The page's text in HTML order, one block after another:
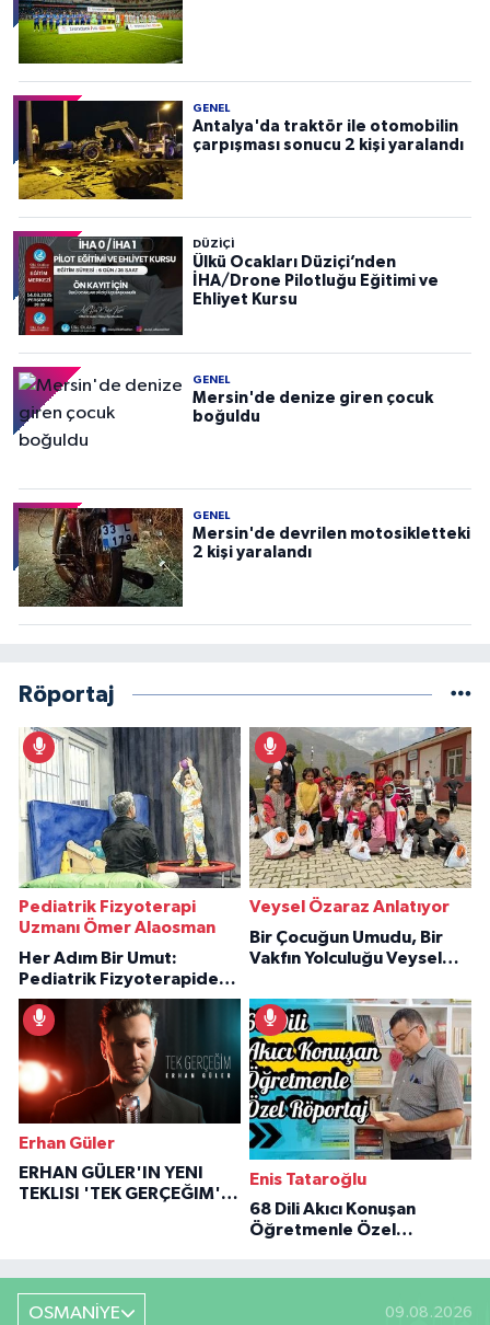
GENEL
Antalya'da traktör ile otomobilin
çarpışması sonucu 2 kişi yaralandı
DÜZIÇI
Ülkü Ocakları Düziçi’nden
İHA/Drone Pilotluğu Eğitimi ve
Ehliyet Kursu
GENEL
Mersin'de denize giren çocuk
boğuldu
GENEL
Mersin'de devrilen motosikletteki
2 kişi yaralandı
Röportaj
Pediatrik Fizyoterapi
Uzmanı Ömer Alaosman
Her Adım Bir Umut:
Pediatrik Fizyoterapiden
İlham Veren Hikâyeler
Veysel Özaraz Anlatıyor
Bir Çocuğun Umudu, Bir
Vakfın Yolculuğu Veysel
Erhan Güler
ERHAN GÜLER'IN YENI
TEKLISI 'TEK GERÇEĞIM'LE
Enis Tataroğlu
68 Dili Akıcı Konuşan
Öğretmenle Özel
OSMANİYE 09.08.2026